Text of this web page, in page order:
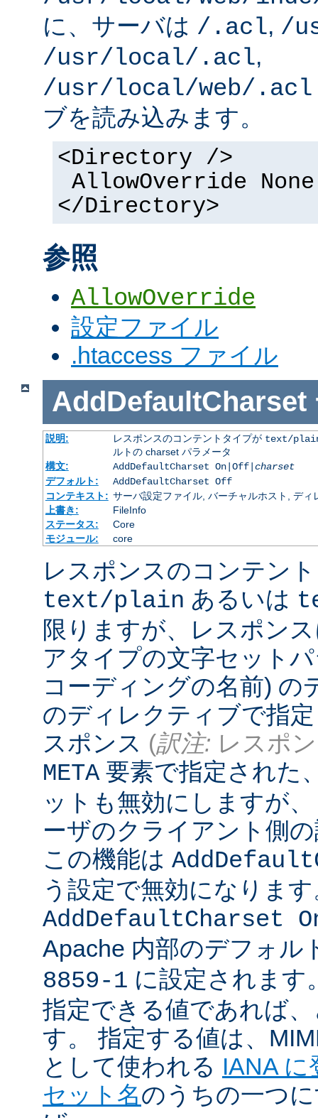
に、サーバは /.acl, /
/usr/local/.acl,
/usr/local/web/.acl
ブを読み込みます。
<Directory />
AllowOverride None
</Directory>
参照
AllowOverride
設定ファイル
.htaccess ファイル
AddDefaultCharset
説明: レスポンスのコンテントタイプが text/
ルトの charset パラメータ
構文:
AddDefaultCharset On|Off| charset
デフォルト:
AddDefaultCharset Off
コンテキスト: サーバ設定ファイル, バーチャルホスト, ディ
上書き:
FileInfo
ステータス:
Core
モジュール:
core
レスポンスのコンテン
text/plain あるいは
限りますが、レスポン
アタイプの文字セット
コーディングの名前) の
のディレクティブで指
スポンス (訳注: レスポ
META 要素で指定された
ットも無効にしますが
ーザのクライアント側
この機能は
う設定で無効になりま
AddDefaultCharset
Apache 内部のデフォル
8859-1 に設定されま
指定できる値であれば
す。 指定する値は、
として使われる IANA
セット名のうちの一つ